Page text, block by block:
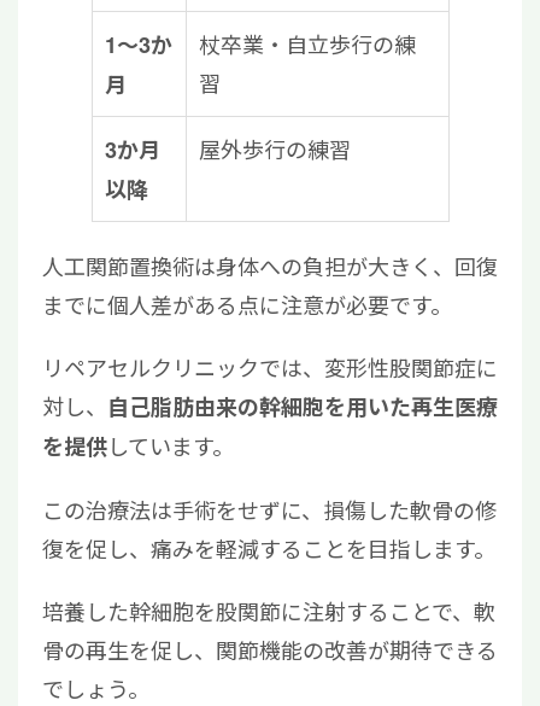
1〜3か
月
杖卒業・自立歩行の練
習
3か月
以降
屋外歩行の練習
人工関節置換術は身体への負担が大きく、回復
までに個人差がある点に注意が必要です。
リペアセルクリニックでは、変形性股関節症に
対し、 自己脂肪由来の幹細胞を用いた再生医療
を提供しています。
この治療法は手術をせずに、損傷した軟骨の修
復を促し、痛みを軽減することを目指します。
培養した幹細胞を股関節に注射することで、軟
骨の再生を促し、関節機能の改善が期待できる
でしょう。